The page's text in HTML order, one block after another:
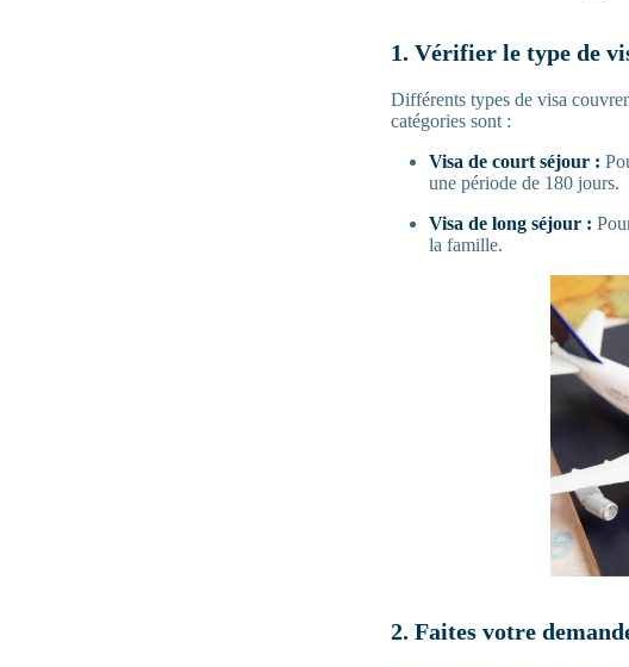
1. Vérifier le type de
Différents types de visa
catégories sont :
Visa de court séjour :
une période de 180 jours.
Visa de long séjour :
la famille.
2. Faites votre